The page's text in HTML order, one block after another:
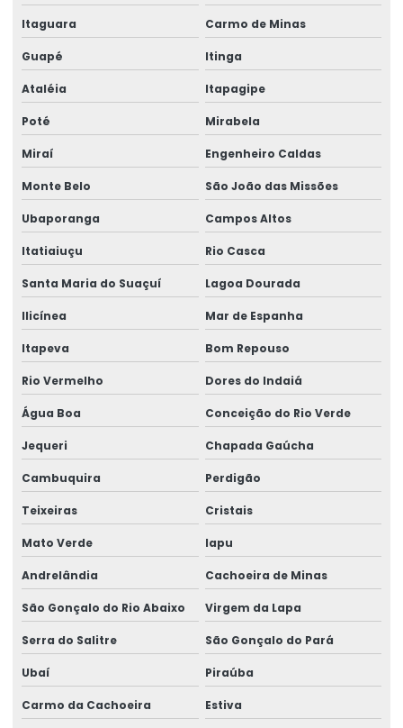
Itaguara Carmo de Minas
Guapé Itinga
Ataléia Itapagipe
Poté Mirabela
Miraí Engenheiro Caldas
Monte Belo São João das Missões
Ubaporanga Campos Altos
Itatiaiuçu Rio Casca
Santa Maria do Suaçuí Lagoa Dourada
Ilicínea Mar de Espanha
Itapeva Bom Repouso
Rio Vermelho Dores do Indaiá
Água Boa Conceição do Rio Verde
Jequeri Chapada Gaúcha
Cambuquira Perdigão
Teixeiras Cristais
Mato Verde Iapu
Andrelândia Cachoeira de Minas
São Gonçalo do Rio Abaixo Virgem da Lapa
Serra do Salitre São Gonçalo do Pará
Ubaí Piraúba
Carmo da Cachoeira Estiva